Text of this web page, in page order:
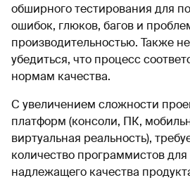
обширного тестирования для
ошибок, глюков, багов и
производительностью. Также
убедиться, что процесс
нормам качества.
С увеличением сложности
платформ (консоли, ПК,
виртуальная реальность),
количество программистов
надлежащего качества